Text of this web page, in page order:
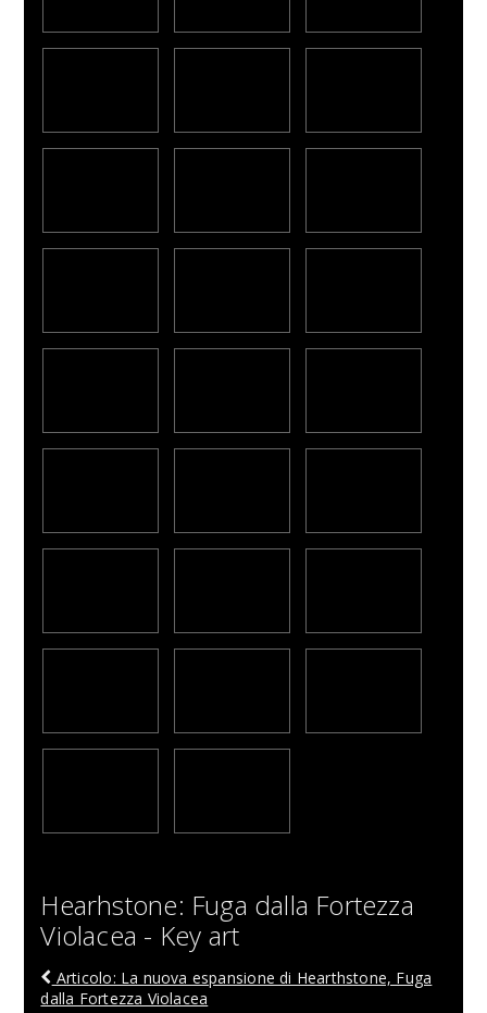
Hearhstone: Fuga dalla Fortezza
Violacea - Key art
Articolo: La nuova espansione di Hearthstone, Fuga
dalla Fortezza Violacea